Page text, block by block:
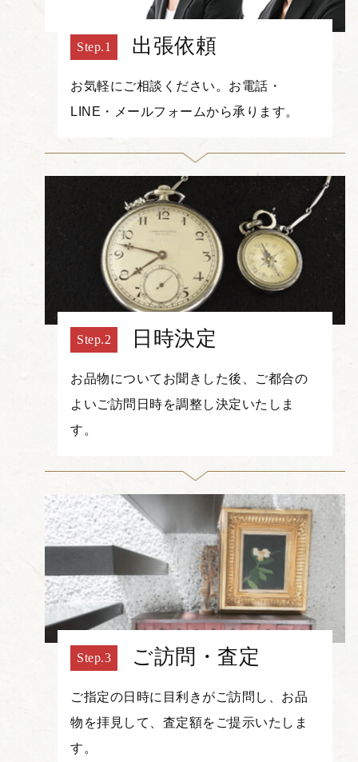
出張依頼
お気軽にご相談ください。お電話・
LINE・メールフォームから承ります。
日時決定
お品物についてお聞きした後、ご都合の
よいご訪問日時を調整し決定いたしま
す。
ご訪問・査定
ご指定の日時に目利きがご訪問し、お品
物を拝見して、査定額をご提示いたしま
す。